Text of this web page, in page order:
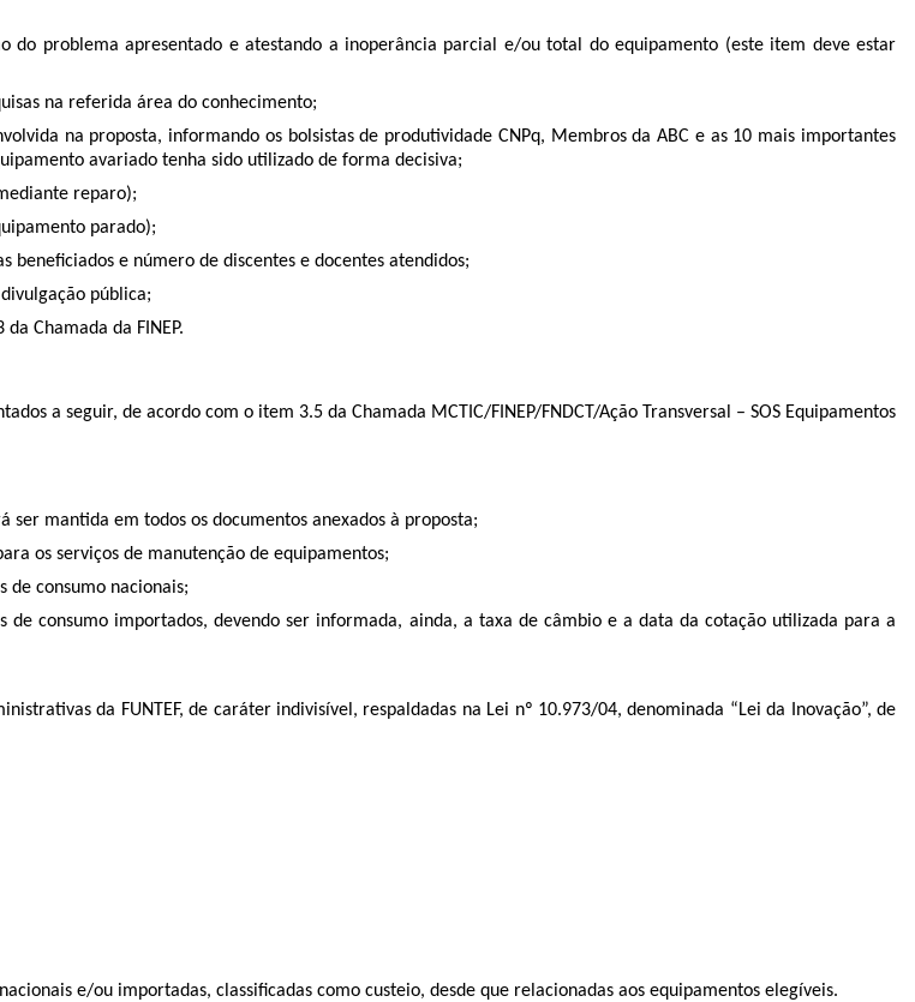
do problema apresentado e atestando a inoperância parcial e/ou total do equipamento (este item deve estar
na referida área do conhecimento;
na proposta, informando os bolsistas de produtividade CNPq, Membros da ABC e as 10 mais importantes
avariado tenha sido utilizado de forma decisiva;
reparo);
parado);
e número de discentes e docentes atendidos;
pública;
Chamada da FINEP.
a seguir, de acordo com o item 3.5 da Chamada MCTIC/FINEP/FNDCT/Ação Transversal – SOS Equipamentos
mantida em todos os documentos anexados à proposta;
os serviços de manutenção de equipamentos;
de consumo nacionais;
consumo importados, devendo ser informada, ainda, a taxa de câmbio e a data da cotação utilizada para a
da FUNTEF, de caráter indivisível, respaldadas na Lei nº 10.973/04, denominada “Lei da Inovação”, de
e/ou importadas, classificadas como custeio, desde que relacionadas aos equipamentos elegíveis.